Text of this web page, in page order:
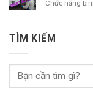
Chức năng
TÌM KIẾM